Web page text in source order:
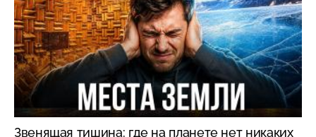
Звенящая тишина: где на планете нет никаких